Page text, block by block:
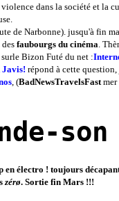
dans la société et la
de Narbonne). jusqu'à fin
faubourgs du cinéma .
Bizon Futé du net :
Javis! répond à cette question,
, (BadNewsTravelsFastmer
son
en électro ! toujours
zérø. Sortie fin Mars !!!